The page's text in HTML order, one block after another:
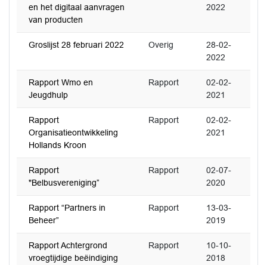
en het digitaal aanvragen
van producten
2022
Groslijst 28 februari 2022 Overig
28-02-
2022
Rapport Wmo en
Jeugdhulp
Rapport
02-02-
2021
Rapport
Organisatieontwikkeling
Hollands Kroon
Rapport
02-02-
2021
Rapport
"Belbusvereniging”
Rapport
02-07-
2020
Rapport “Partners in
Beheer”
Rapport
13-03-
2019
Rapport Achtergrond
vroegtijdige beëindiging
Rapport
10-10-
2018